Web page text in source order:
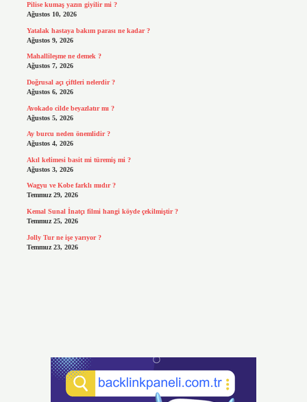
Pilise kumaş yazın giyilir mi ?
Ağustos 10, 2026
Yatalak hastaya bakım parası ne kadar ?
Ağustos 9, 2026
Mahallileşme ne demek ?
Ağustos 7, 2026
Doğrusal açı çiftleri nelerdir ?
Ağustos 6, 2026
Avokado cilde beyazlatır mı ?
Ağustos 5, 2026
Ay burcu neden önemlidir ?
Ağustos 4, 2026
Akıl kelimesi basit mi türemiş mi ?
Ağustos 3, 2026
Wagyu ve Kobe farklı mıdır ?
Temmuz 29, 2026
Kemal Sunal İnatçı filmi hangi köyde çekilmiştir ?
Temmuz 25, 2026
Jolly Tur ne işe yarıyor ?
Temmuz 23, 2026